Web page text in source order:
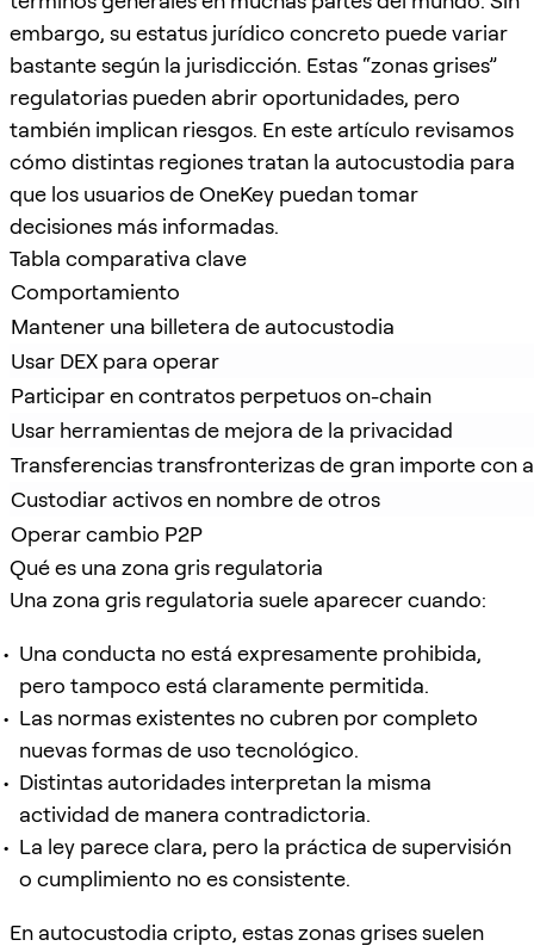
embargo, su estatus jurídico concreto puede variar
bastante según la jurisdicción. Estas “zonas grises”
regulatorias pueden abrir oportunidades, pero
también implican riesgos. En este artículo revisamos
cómo distintas regiones tratan la autocustodia para
que los usuarios de OneKey puedan tomar
decisiones más informadas.
Tabla comparativa clave
Comportamiento
Mantener una billetera de autocustodia
Usar DEX para operar
Participar en contratos perpetuos on-chain
Usar herramientas de mejora de la privacidad
Transferencias transfronterizas de gran importe con
Custodiar activos en nombre de otros
Operar cambio P2P
Qué es una zona gris regulatoria
Una zona gris regulatoria suele aparecer cuando:
Una conducta no está expresamente prohibida,
pero tampoco está claramente permitida.
Las normas existentes no cubren por completo
nuevas formas de uso tecnológico.
Distintas autoridades interpretan la misma
actividad de manera contradictoria.
La ley parece clara, pero la práctica de supervisión
o cumplimiento no es consistente.
En autocustodia cripto, estas zonas grises suelen